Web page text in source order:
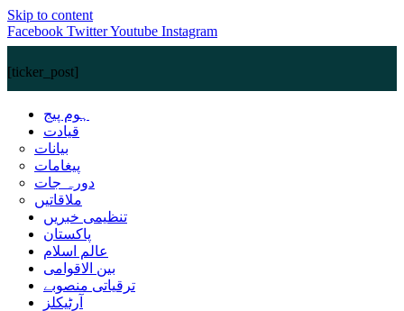
Skip to content
Facebook TwitterYoutube Instagram
[ticker_post]
ہوم پیج
قیادت
بیانات
پیغامات
دورہ جات
ملاقاتیں
تنظیمی خبریں
پاکستان
عالم اسلام
بین الاقوامی
ترقیاتی منصوبے
آرٹیکلز